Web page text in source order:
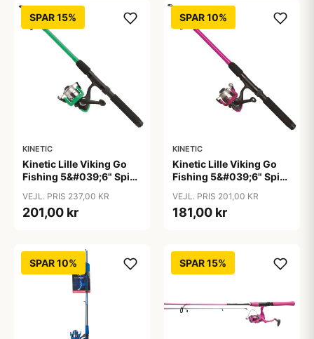
SPAR 15%
KINETIC
Kinetic Lille Viking Go
Fishing 5&#039;6" Spin
VEJL. PRIS 237,00 KR
201,00 kr
SPAR 10%
KINETIC
Kinetic Lille Viking Go
Fishing 5&#039;6" Spin
VEJL. PRIS 201,00 KR
181,00 kr
SPAR 10% SPAR 15%